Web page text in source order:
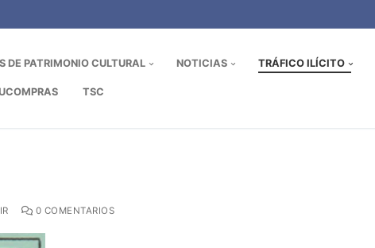
DE PATRIMONIO CULTURAL NOTICIAS TRÁFICO ILÍCITO
TSC
0 COMENTARIOS